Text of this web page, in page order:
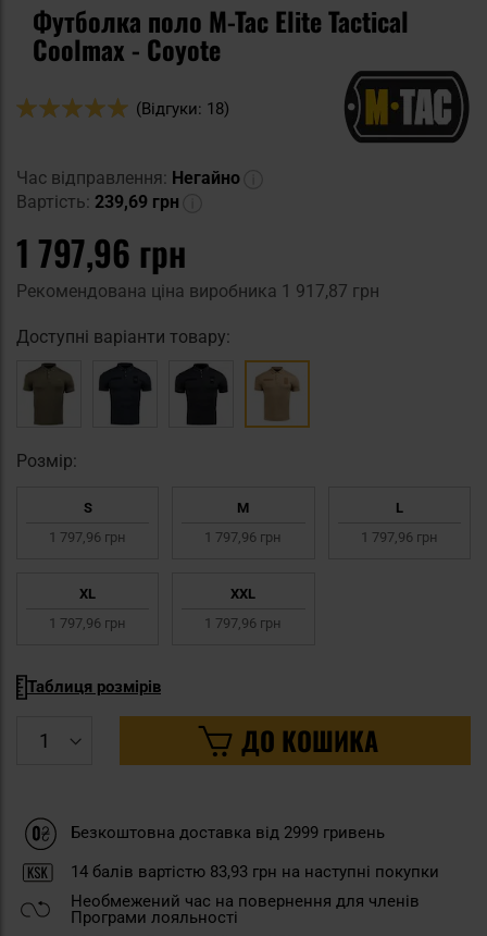
Футболка поло M-Tac Elite Tactical
Coolmax - Coyote
Оцінка:
(Відгуки: 18)
Час відправлення: Негайно
Вартість: 239,69 грн
1 797,96 грн
Рекомендована ціна виробника 1 917,87 грн
Доступні варіанти товару:
Pозмір:
S
1 797,96 грн
M
1 797,96 грн
L
1 797,96 грн
XL
1 797,96 грн
XXL
1 797,96 грн
Таблиця розмірів
ДО КОШИКА
Безкоштовна доставка від 2999 гривень
14 балів вартістю 83,93 грн на наступні покупки
Необмежений час на повернення для членів
Програми лояльності